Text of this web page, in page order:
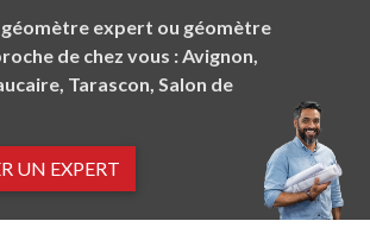
expert ou géomètre
de chez vous : Avignon,
Tarascon, Salon de
UN EXPERT